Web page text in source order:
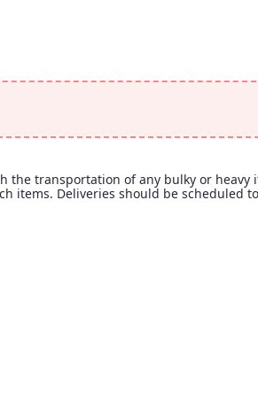
the transportation of any bulky or heavy
items. Deliveries should be scheduled